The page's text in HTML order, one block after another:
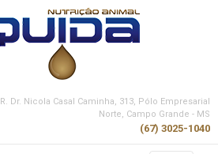
R. Dr. Nicola Casal Caminha, 313, Pólo Empresarial
Norte, Campo Grande - MS
(67) 3025-1040